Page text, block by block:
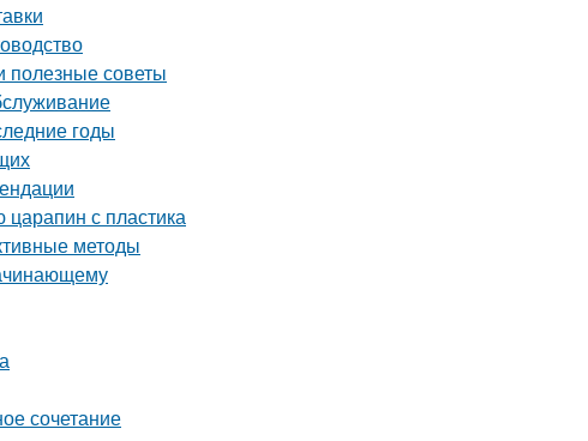
полезные советы
годы
царапин с пластика
методы
сочетание